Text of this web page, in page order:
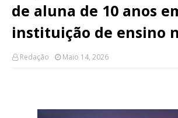
de aluna de 10 anos
instituição de ensino
Redação Maio 14, 2026